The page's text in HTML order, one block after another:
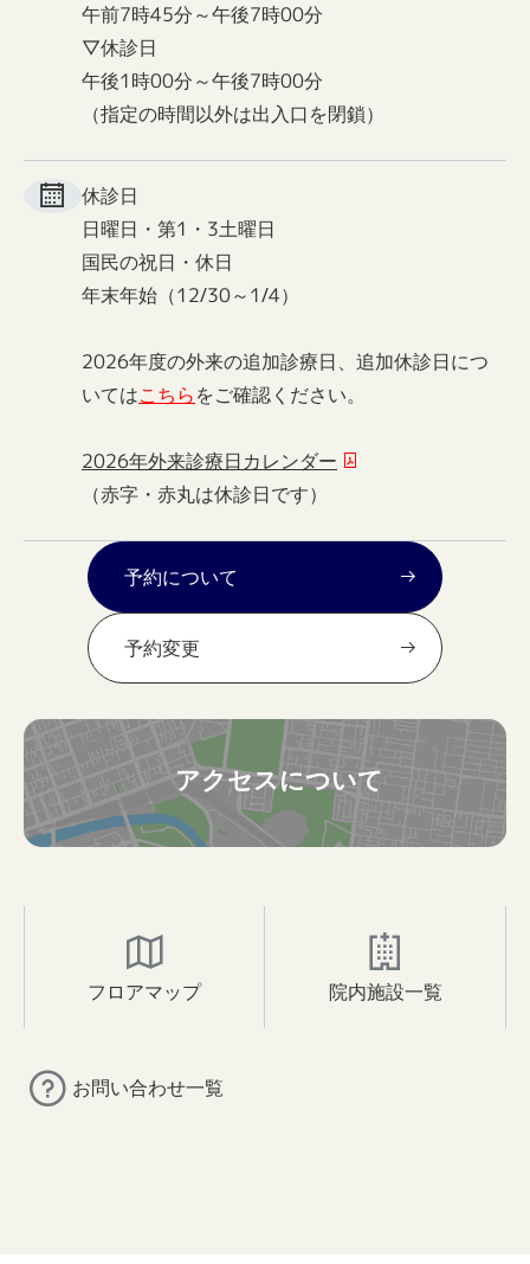
午前7時45分～午後7時00分
▽休診日
午後1時00分～午後7時00分
（指定の時間以外は出入口を閉鎖）
休診日
日曜日・第1・3土曜日
国民の祝日・休日
年末年始（12/30～1/4）
2026年度の外来の追加診療日、追加休診日につ
いてはこちらをご確認ください。
2026年外来診療日カレンダー
（赤字・赤丸は休診日です）
予約について
予約変更
アクセスについて
フロアマップ 院内施設一覧
お問い合わせ一覧